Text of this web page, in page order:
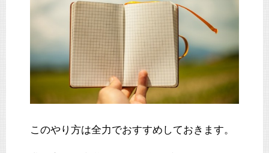
このやり方は全力でおすすめしておきます。